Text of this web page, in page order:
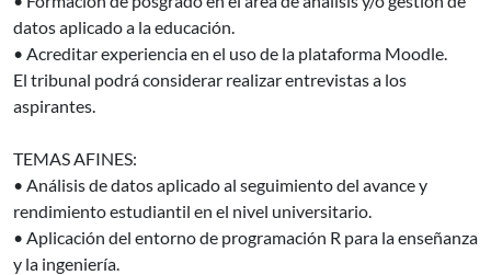
datos aplicado a la educación.
• Acreditar experiencia en el uso de la plataforma Moodle.
El tribunal podrá considerar realizar entrevistas a los
aspirantes.
TEMAS AFINES:
• Análisis de datos aplicado al seguimiento del avance y
rendimiento estudiantil en el nivel universitario.
• Aplicación del entorno de programación R para la enseñanza
y la ingeniería.